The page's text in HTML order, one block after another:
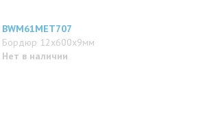
BWM61MET707
Бордюр 12x600x9мм
Нет в наличии